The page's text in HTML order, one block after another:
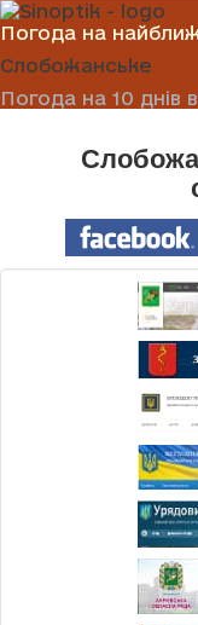
Погода на
Слобожанське
Погода на 10 днів